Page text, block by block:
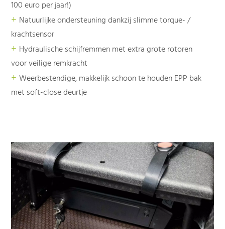
100 euro per jaar!)
+ Natuurlijke ondersteuning dankzij slimme torque- /
krachtsensor
+ Hydraulische schijfremmen met extra grote rotoren
voor veilige remkracht
+Weerbestendige, makkelijk schoon te houden EPP bak
met soft-close deurtje